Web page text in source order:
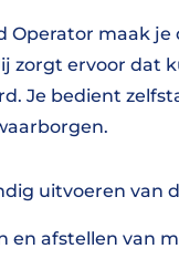
Operator maak
zorgt ervoor dat
Je bedient
uitvoeren van
en afstellen van